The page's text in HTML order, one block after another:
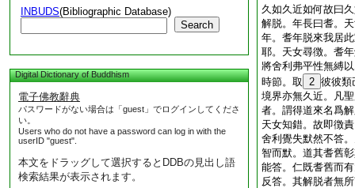
INBUDS(Bibliographic Database)
Search
Digital Dictionary of Buddhism
電子佛教辭典
パスワードがない場合は「guest」でログインしてくださ
い。
Users who do not have a password can log in with the
userID "guest".
本文をドラッグして選択するとDDBの見出し語
検索結果が表示されます。
久如久近如何故曰
解脱。年長曰耆。
年。耆年脱來我居
耶。天女尋徴。耆
將舍利弗平性無縛
時節。取 2 彼彼類
境界亦無久近。凡
者。謂得道來名爲
天女知錯。故即徴
舍利覺失默然不答
智而默。道其耆舊
能答。仁既耆舊而
反答。其解脱者無